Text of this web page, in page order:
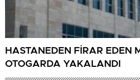
HASTANEDEN FİRAR EDEN
OTOGARDA YAKALANDI